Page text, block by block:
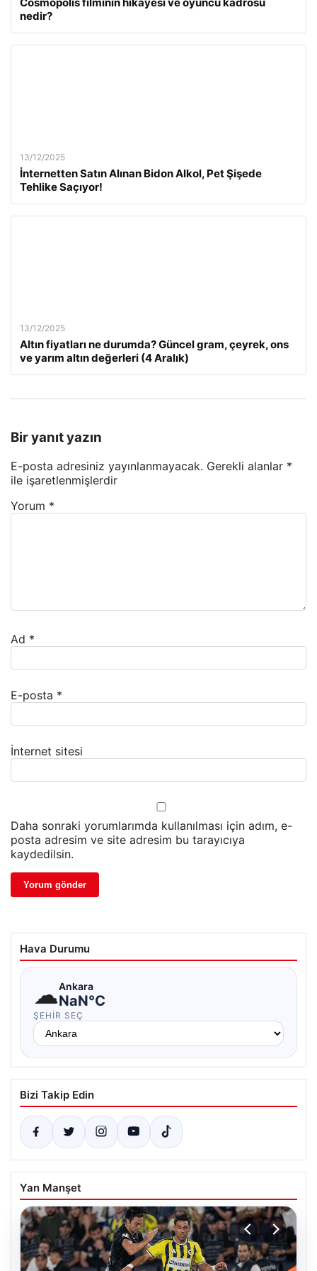
nedir?
13/12/2025
İnternetten Satın Alınan Bidon Alkol, Pet Şişede
Tehlike Saçıyor!
13/12/2025
Altın fiyatları ne durumda? Güncel gram, çeyrek, ons
ve yarım altın değerleri (4 Aralık)
Bir yanıt yazın
E-posta adresiniz yayınlanmayacak. Gerekli alanlar *
ile işaretlenmişlerdir
Yorum *
Ad *
E-posta *
İnternet sitesi
Daha sonraki yorumlarımda kullanılması için adım, e-
posta adresim ve site adresim bu tarayıcıya
kaydedilsin.
Hava Durumu
☁Ankara
NaN°C
ŞEHIR SEÇ
Bizi Takip Edin
Yan Manşet